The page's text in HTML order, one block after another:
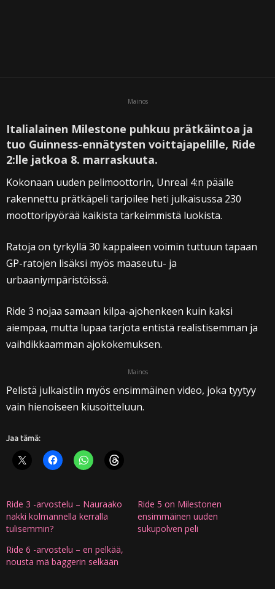
Mainos
Italialainen Milestone puhkuu prätkäintoa ja
tuo Guinness-ennätysten voittajapelille, Ride
2:lle jatkoa 8. marraskuuta.
Kokonaan uuden pelimoottorin, Unreal 4:n päälle
rakennettu prätkäpeli tarjoilee heti julkaisussa 230
moottoripyörää kaikista tärkeimmistä luokista.
Ratoja on tyrkyllä 30 kappaleen voimin tuttuun tapaan
GP-ratojen lisäksi myös maaseutu- ja
urbaaniympäristöissä.
Ride 3 nojaa samaan kilpa-ajohenkeen kuin kaksi
aiempaa, mutta lupaa tarjota entistä realistisemman ja
vaihdikkaamman ajokokemuksen.
Mainos
Pelistä julkaistiin myös ensimmäinen video, joka tyytyy
vain hienoiseen kiusoitteluun.
Jaa tämä:
Ride 3 -arvostelu – Nauraako
nakki kolmannella kerralla
tulisemmin?
Ride 5 on Milestonen
ensimmäinen uuden
sukupolven peli
Ride 6 -arvostelu – en pelkää,
nousta mä baggerin selkään